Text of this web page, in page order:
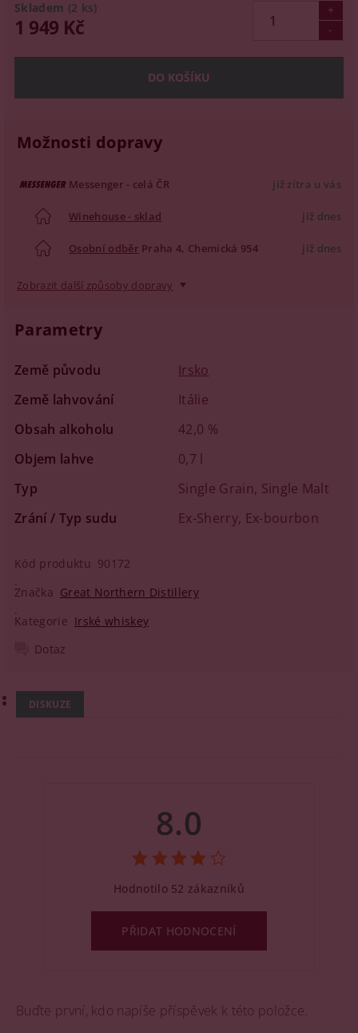
Skladem (2 ks)
1 949 Kč
Možnosti dopravy
Messenger - celá ČR již zítra u vás
Winehouse - sklad již dnes
Osobní odběr Praha 4, Chemická 954 již dnes
Zobrazit další způsoby dopravy
Parametry
Země původu
Irsko
Země lahvování
Itálie
Obsah alkoholu
42,0 %
Objem lahve
0,7 l
Typ
Single Grain, Single Malt
Zrání / Typ sudu
Ex-Sherry, Ex-bourbon
Kód produktu 90172
Značka Great Northern Distillery
Kategorie Irské whiskey
Dotaz
DISKUZE
Buďte první, kdo napíše příspěvek k této položce.
8.0
Hodnotilo 52 zákazníků
PŘIDAT HODNOCENÍ